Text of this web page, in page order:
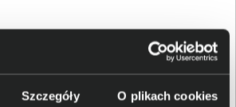
Szczegóły O plikach cookies